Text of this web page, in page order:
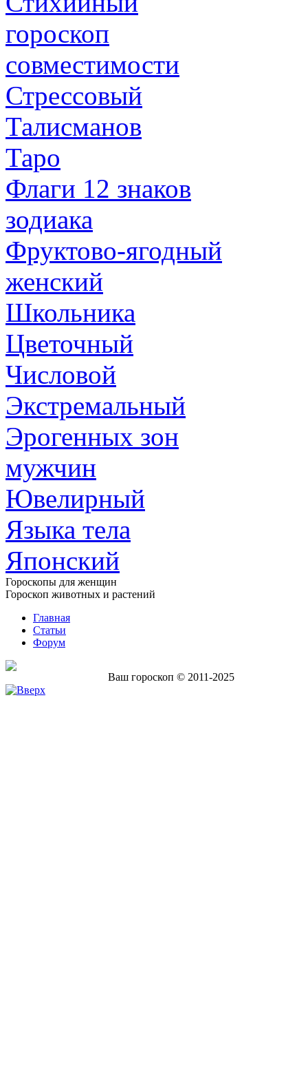
гороскоп
совместимости
Стрессовый
Талисманов
Таро
Флаги 12 знаков
зодиака
Фруктово-ягодный
женский
Школьника
Цветочный
Числовой
Экстремальный
Эрогенных зон
мужчин
Ювелирный
Языка тела
Японский
Гороскопы для женщин
Гороскоп животных и растений
Главная
Статьи
Форум
Ваш гороскоп © 2011-2025